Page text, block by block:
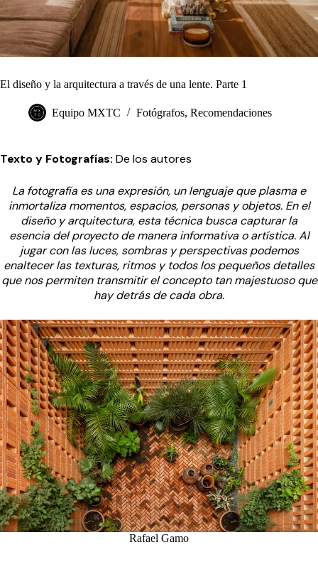
El diseño y la arquitectura a través de una lente. Parte 1
Equipo MXTC Fotógrafos, Recomendaciones
Texto y Fotografías: De los autores
La fotografía es una expresión, un lenguaje que plasma e
inmortaliza momentos, espacios, personas y objetos. En el
diseño y arquitectura, esta técnica busca capturar la
esencia del proyecto de manera informativa o artística. Al
jugar con las luces, sombras y perspectivas podemos
enaltecer las texturas, ritmos y todos los pequeños detalles
que nos permiten transmitir el concepto tan majestuoso que
hay detrás de cada obra.
Rafael Gamo